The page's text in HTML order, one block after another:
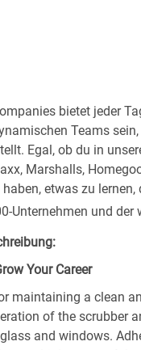
bietet jeder
Teams
Egal, ob du in
Marshalls,
etwas zu
Unternehmen und
Your Career
maintaining a clean
of the scrubber
and windows.